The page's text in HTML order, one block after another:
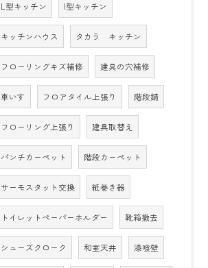
L型キッチン I型キッチン
キッチンハウス タカラ キッチン
フローリングキズ補修 建具の穴補修
車いす フロアタイル上張り 階段錆
フローリング上張り 建具取替え
パンチカーペット 階段カーペット
サーモスタット交換 紙巻き器
トイレットペーパーホルダー 靴箱撤去
シューズクローク 和室天井 漆喰壁